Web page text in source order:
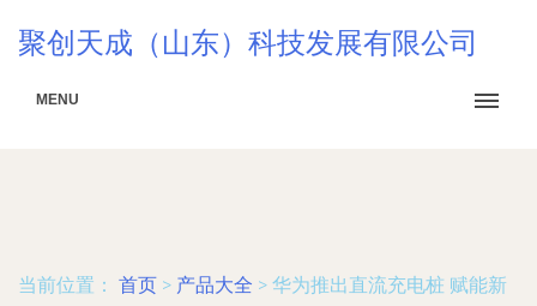
聚创天成（山东）科技发展有限公司
MENU
当前位置： 首页 > 产品大全 > 华为推出直流充电桩 赋能新